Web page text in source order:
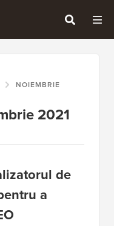
NOIEMBRIE
2021
de
a